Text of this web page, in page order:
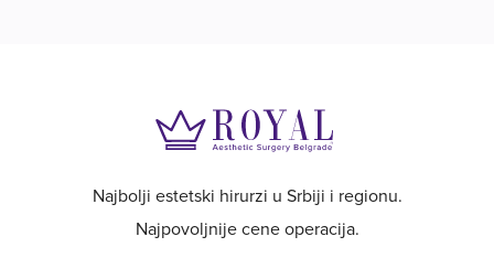
Najbolji estetski hirurzi u Srbiji i regionu.
Najpovoljnije cene operacija.